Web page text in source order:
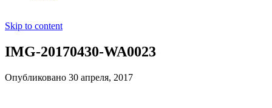
Skip to content
IMG-20170430-WA0023
Опубликовано 30 апреля, 2017